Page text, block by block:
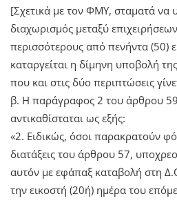
[Σχετικά με τον ΦΜΥ, σταματά να
διαχωρισμός μεταξύ
περισσότερους από πενήντα (50)
καταργείται η δίμηνη υποβολή
που και στις δύο περιπτώσεις
β. Η παράγραφος 2 του άρθρου
αντικαθίσταται ως εξής:
«2. Ειδικώς, όσοι παρακρατούν
διατάξεις του άρθρου 57,
αυτόν με εφάπαξ καταβολή στη
την εικοστή (20ή) ημέρα του